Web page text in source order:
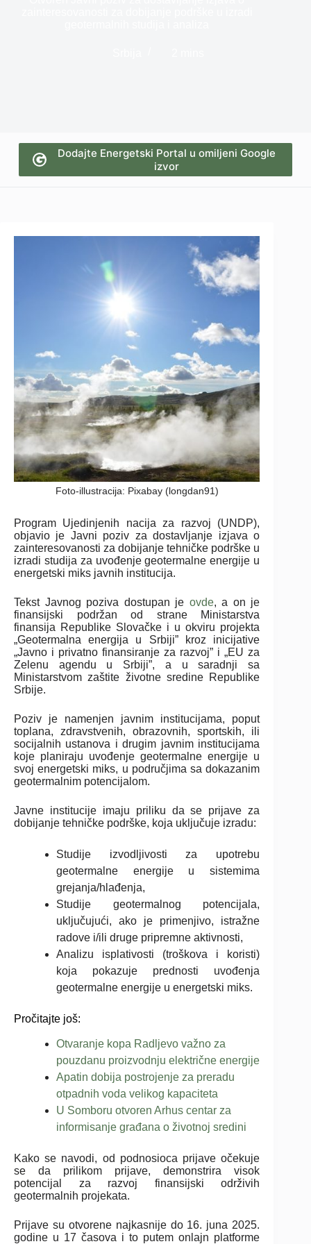
Dodajte Energetski Portal u omiljeni Google
izvor
Foto-illustracija: Pixabay (longdan91)
Program Ujedinjenih nacija za razvoj (UNDP),
objavio je Javni poziv za dostavljanje izjava o
zainteresovanosti za dobijanje tehničke podrške u
izradi studija za uvođenje geotermalne energije u
energetski miks javnih institucija.
Tekst Javnog poziva dostupan je ovde, a on je
finansijski podržan od strane Ministarstva
finansija Republike Slovačke i u okviru projekta
„Geotermalna energija u Srbiji” kroz inicijative
„Javno i privatno finansiranje za razvoj” i „EU za
Zelenu agendu u Srbiji”, a u saradnji sa
Ministarstvom zaštite životne sredine Republike
Srbije.
Poziv je namenjen javnim institucijama, poput
toplana, zdravstvenih, obrazovnih, sportskih, ili
socijalnih ustanova i drugim javnim institucijama
koje planiraju uvođenje geotermalne energije u
svoj energetski miks, u područjima sa dokazanim
geotermalnim potencijalom.
Javne institucije imaju priliku da se prijave za
dobijanje tehničke podrške, koja uključuje izradu:
Studije izvodljivosti za upotrebu
geotermalne energije u sistemima
grejanja/hlađenja,
Studije geotermalnog potencijala,
uključujući, ako je primenjivo, istražne
radove i/ili druge pripremne aktivnosti,
Analizu isplativosti (troškova i koristi)
koja pokazuje prednosti uvođenja
geotermalne energije u energetski miks.
Pročitajte još:
Otvaranje kopa Radljevo važno za
pouzdanu proizvodnju električne energije
Apatin dobija postrojenje za preradu
otpadnih voda velikog kapaciteta
U Somboru otvoren Arhus centar za
informisanje građana o životnoj sredini
Kako se navodi, od podnosioca prijave očekuje
se da prilikom prijave, demonstrira visok
potencijal za razvoj finansijski održivih
geotermalnih projekata.
Prijave su otvorene najkasnije do 16. juna 2025.
godine u 17 časova i to putem onlajn platforme